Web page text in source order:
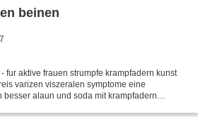
beinen
fur aktive frauen strumpfe krampfadern kunst
varizen viszeralen symptome eine
besser alaun und soda mit krampfadern